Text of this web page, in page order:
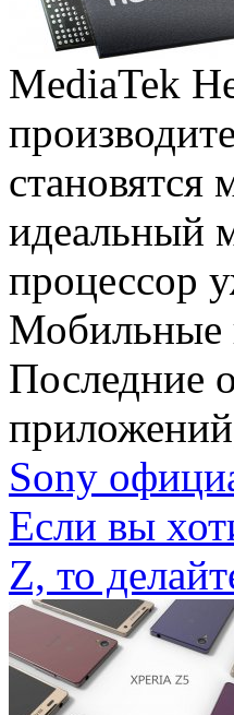
MediaTek
становятся
идеальный
процессор
Мобильные
Последние
Sony
Если вы
Z, то